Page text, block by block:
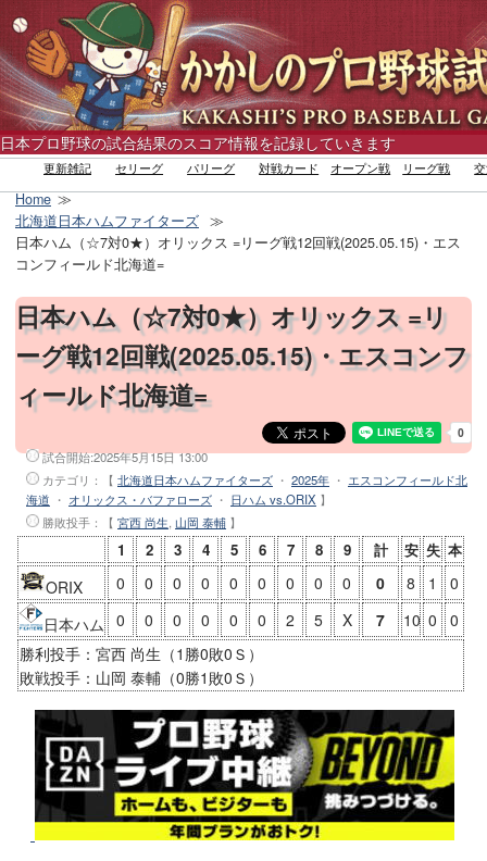
日本プロ野球の試合結果のスコア情報を記録していきます
更新雑記 セリーグ パリーグ 対戦カード オープン戦 リーグ戦
Home
北海道日本ハムファイターズ
日本ハム（☆7対0★）オリックス =リーグ戦12回戦(2025.05.15)・エス
コンフィールド北海道=
日本ハム（☆7対0★）オリックス =リ
ーグ戦12回戦(2025.05.15)・エスコンフ
ィールド北海道=
試合開始:2025年5月15日 13:00
カテゴリ：【 北海道日本ハムファイターズ ・ 2025年 ・ エスコンフィールド北
海道 ・ オリックス・バファローズ ・ 日ハム vs.ORIX 】
勝敗投手 ：【 宮西 尚生, 山岡 泰輔 】
1 2 3 4 5 6 7 8 9 計 安 失 本
ORIX 0 0 0 0 0 0 0 0 0 0 8 1
0
日本ハム 0 0 0 0 0 0 2 5 X 7 10 0
0
勝利投手：宮西 尚生（1勝0敗0Ｓ）
敗戦投手：山岡 泰輔（0勝1敗0Ｓ）